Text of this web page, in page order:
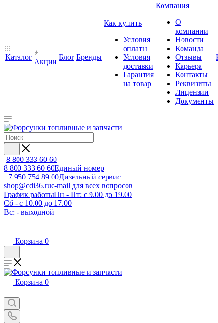
Каталог
Акции
Блог Бренды
Как купить
Условия
оплаты
Условия
доставки
Гарантия
на товар
Компания
О
компании
Новости
Команда
Отзывы
Карьера
Контакты
Реквизиты
Лицензии
Документы
8 800 333 60 60
8 800 333 60 60Единый номер
+7 950 754 89 00Дизельный сервис
shop@cdi36.rue-mail для всех вопросов
График работыПн - Пт: с 9.00 до 19.00
Сб - с 10.00 до 17.00
Вс: - выходной
Корзина 0
Корзина 0